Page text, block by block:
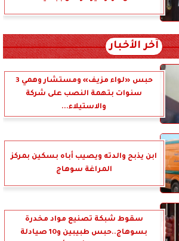
آخر الأخبار
حبس «لواء مزيف» ومستشار وهمي 3
سنوات بتهمة النصب على شركة
والاستيلاء...
ابن يذبح والدته ويصيب أباه بسكين بمركز
المراغة سوهاج
سقوط شبكة تصنيع مواد مخدرة
بسوهاج..حبس طبيبين و10 صيادلة